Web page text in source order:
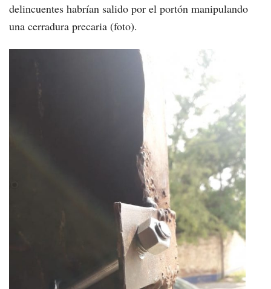
delincuentes habrían salido por el portón manipulando
una cerradura precaria (foto).